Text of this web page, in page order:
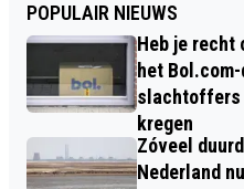
POPULAIR NIEUWS
Heb je recht
het
slachtoffers
kregen
Zóveel
Nederland